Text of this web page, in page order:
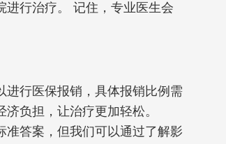
进行治疗。 记住，专业医生会
进行医保报销，具体报销比例需
负担，让治疗更加轻松。
准答案，但我们可以通过了解影